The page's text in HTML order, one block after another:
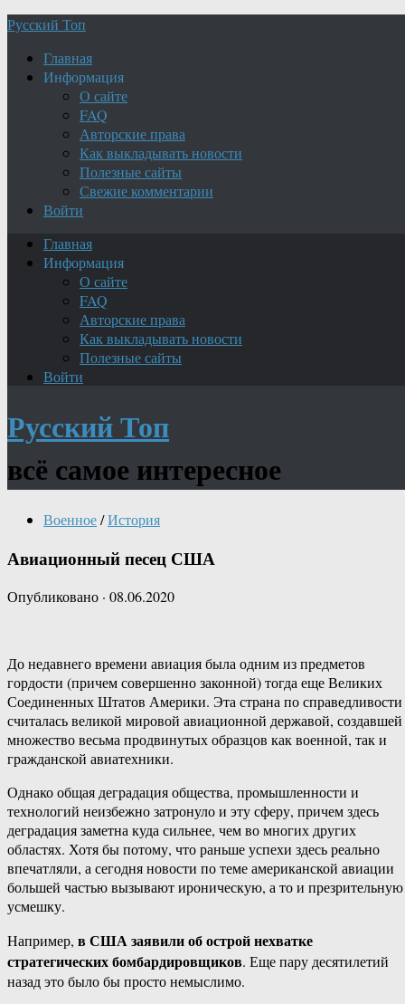
Русский Топ
Главная
Информация
О сайте
FAQ
Авторские права
Как выкладывать новости
Полезные сайты
Свежие комментарии
Войти
Главная
Информация
О сайте
FAQ
Авторские права
Как выкладывать новости
Полезные сайты
Войти
Русский Топ
всё самое интересное
Военное/История
Авиационный песец США
Опубликовано · 08.06.2020
До недавнего времени авиация была одним из предметов
гордости (причем совершенно законной) тогда еще Великих
Соединенных Штатов Америки. Эта страна по справедливости
считалась великой мировой авиационной державой, создавшей
множество весьма продвинутых образцов как военной, так и
гражданской авиатехники.
Однако общая деградация общества, промышленности и
технологий неизбежно затронуло и эту сферу, причем здесь
деградация заметна куда сильнее, чем во многих других
областях. Хотя бы потому, что раньше успехи здесь реально
впечатляли, а сегодня новости по теме американской авиации
большей частью вызывают ироническую, а то и презрительную
усмешку.
Например, в США заявили об острой нехватке
стратегических бомбардировщиков. Еще пару десятилетий
назад это было бы просто немыслимо.